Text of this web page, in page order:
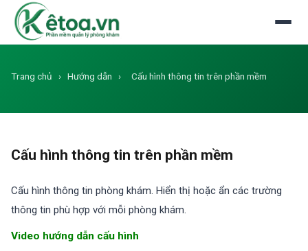
Trang chủ › Hướng dẫn › Cấu hình thông tin trên phần mềm
Cấu hình thông tin trên phần mềm
Cấu hình thông tin phòng khám. Hiển thị hoặc ẩn các trường
thông tin phù hợp với mỗi phòng khám.
Video hướng dẫn cấu hình